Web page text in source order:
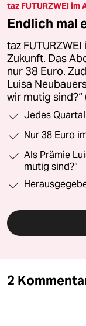
taz FUTURZWEI im
Endlich mal
taz
Zukunft. Das
nur 38 Euro.
Luisa
wir mutig
Jedes
Nur 38 Euro
Als Prämie
mutig sind?“
2